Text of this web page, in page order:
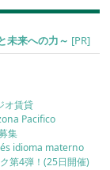
未来への力～ [PR]
オ賃貸
Pacifico
集
idioma materno
第4弾！(25日開催)